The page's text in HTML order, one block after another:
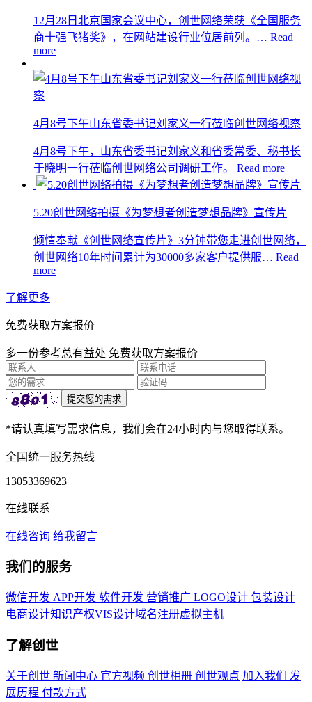
12月28日北京国家会议中心，创世网络荣获《全国服务
商十强飞猪奖》，在网站建设行业位居前列。… Read
more
4月8号下午山东省委书记刘家义一行莅临创世网络视察
4月8号下午，山东省委书记刘家义和省委常委、秘书长
于晓明一行莅临创世网络公司调研工作。
Read more
5.20创世网络拍摄《为梦想者创造梦想品牌》宣传片
倾情奉献《创世网络宣传片》3分钟带您走进创世网络，
创世网络10年时间累计为30000多家客户提供服… Read
more
了解更多
免费获取方案报价
多一份参考总有益处 免费获取方案报价
*请认真填写需求信息，我们会在24小时内与您取得联系。
全国统一服务热线
13053369623
在线联系
在线咨询 给我留言
我们的服务
微信开发 APP开发 软件开发 营销推广 LOGO设计 包装设计
电商设计知识产权VIS设计域名注册虚拟主机
了解创世
关于创世 新闻中心 官方视频 创世相册 创世观点 加入我们 发
展历程 付款方式